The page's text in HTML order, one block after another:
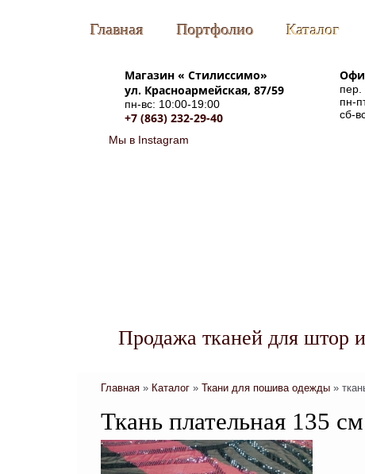
Главная Портфолио Каталог
Магазин « Стилиссимо»
ул. Красноармейская, 87/59
пн-вс: 10:00-19:00
+7 (863) 232-29-40
Мы в Instagram
пер.
пн-
сб-
Продажа тканей для штор
Главная » Каталог » Ткани для пошива одежды »
Ткань плательная 135